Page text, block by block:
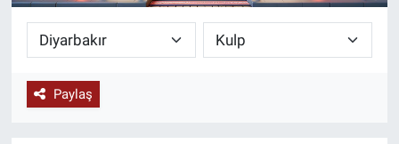
Paylaş
KÜLTÜR-SANAT
Yerel Haber